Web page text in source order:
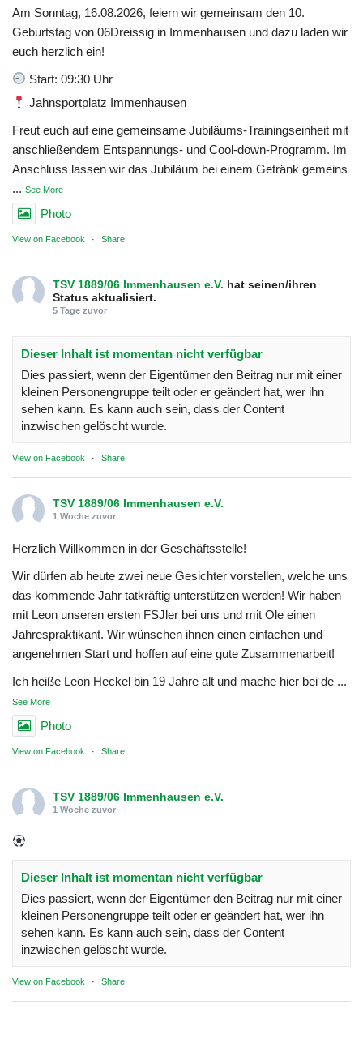
Am Sonntag, 16.08.2026, feiern wir gemeinsam den 10.
Geburtstag von 06Dreissig in Immenhausen und dazu laden wir
euch herzlich ein!
Start: 09:30 Uhr
Jahnsportplatz Immenhausen
Freut euch auf eine gemeinsame Jubiläums-Trainingseinheit mit
anschließendem Entspannungs- und Cool-down-Programm. Im
Anschluss lassen wir das Jubiläum bei einem Getränk gemeins
... See More
Photo
View on Facebook · Share
TSV 1889/06 Immenhausen e.V. hat seinen/ihren
Status aktualisiert.
5 Tage zuvor
Dieser Inhalt ist momentan nicht verfügbar
Dies passiert, wenn der Eigentümer den Beitrag nur mit einer
kleinen Personengruppe teilt oder er geändert hat, wer ihn
sehen kann. Es kann auch sein, dass der Content
inzwischen gelöscht wurde.
View on Facebook · Share
TSV 1889/06 Immenhausen e.V.
1 Woche zuvor
Herzlich Willkommen in der Geschäftsstelle!
Wir dürfen ab heute zwei neue Gesichter vorstellen, welche uns
das kommende Jahr tatkräftig unterstützen werden! Wir haben
mit Leon unseren ersten FSJler bei uns und mit Ole einen
Jahrespraktikant. Wir wünschen ihnen einen einfachen und
angenehmen Start und hoffen auf eine gute Zusammenarbeit!
Ich heiße Leon Heckel bin 19 Jahre alt und mache hier bei de ...
See More
Photo
View on Facebook · Share
TSV 1889/06 Immenhausen e.V.
1 Woche zuvor
Dieser Inhalt ist momentan nicht verfügbar
Dies passiert, wenn der Eigentümer den Beitrag nur mit einer
kleinen Personengruppe teilt oder er geändert hat, wer ihn
sehen kann. Es kann auch sein, dass der Content
inzwischen gelöscht wurde.
View on Facebook · Share